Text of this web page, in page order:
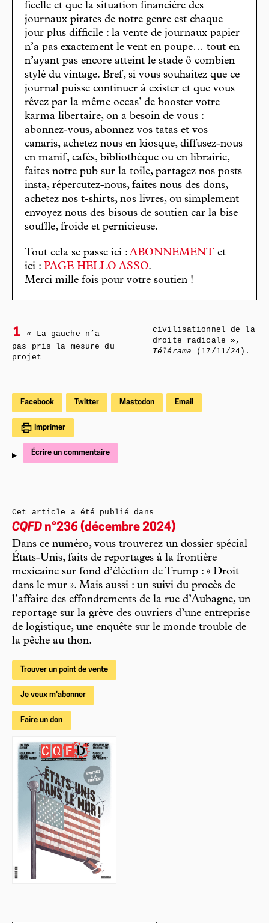
ficelle et que la situation financière des
journaux pirates de notre genre est chaque
jour plus difficile : la vente de journaux papier
n’a pas exactement le vent en poupe… tout en
n’ayant pas encore atteint le stade ô combien
stylé du vintage. Bref, si vous souhaitez que ce
journal puisse continuer à exister et que vous
rêvez par la même occas’ de booster votre
karma libertaire, on a besoin de vous :
abonnez-vous, abonnez vos tatas et vos
canaris, achetez nous en kiosque, diffusez-nous
en manif, cafés, bibliothèque ou en librairie,
faites notre pub sur la toile, partagez nos posts
insta, répercutez-nous, faites nous des dons,
achetez nos t-shirts, nos livres, ou simplement
envoyez nous des bisous de soutien car la bise
souffle, froide et pernicieuse.
Tout cela se passe ici : ABONNEMENT et
ici : PAGE HELLO ASSO.
Merci mille fois pour votre soutien !
1
« La gauche n’a
pas pris la mesure du
projet
civilisationnel de la
droite radicale »,
Télérama (17/11/24).
Facebook Twitter Mastodon Email
Imprimer
Écrire un commentaire
Cet article a été publié dans
CQFD n°236 (décembre 2024)
Dans ce numéro, vous trouverez un dossier spécial
États-Unis, faits de reportages à la frontière
mexicaine sur fond d’éléction de Trump : « Droit
dans le mur ». Mais aussi : un suivi du procès de
l’affaire des effondrements de la rue d’Aubagne, un
reportage sur la grève des ouvriers d’une entreprise
de logistique, une enquête sur le monde trouble de
la pêche au thon.
Trouver un point de vente
Je veux m'abonner
Faire un don